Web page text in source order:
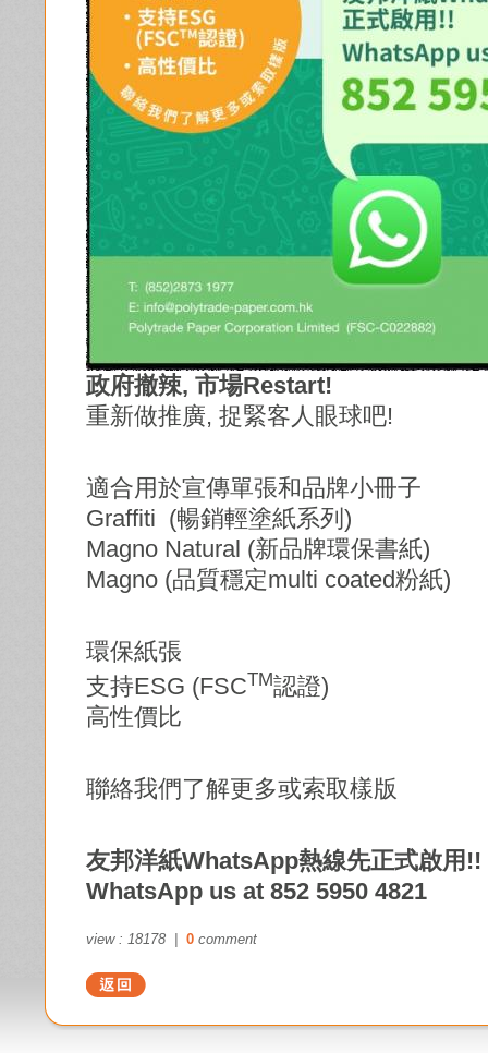
政府撤辣, 市場Restart!
重新做推廣, 捉緊客人眼球吧!
適合用於宣傳單張和品牌小冊子
Graffiti (暢銷輕塗紙系列)
Magno Natural (新品牌環保書紙)
Magno (品質穩定multi coated粉紙)
環保紙張
支持ESG (FSCTM認證)
高性價比
聯絡我們了解更多或索取樣版
友邦洋紙WhatsApp熱線先正式啟用!!
WhatsApp us at 852 5950 4821
view : 18178 | 0 comment